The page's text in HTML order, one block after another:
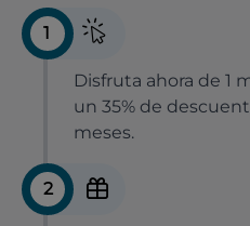
1
Disfruta ahora de 1
un 35% de
meses.
2